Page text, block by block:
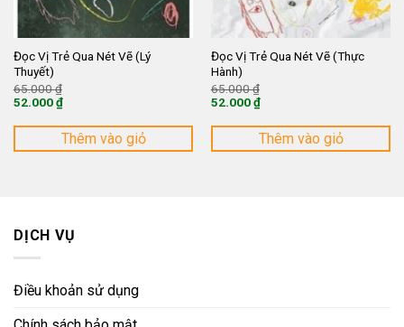
Đọc Vị Trẻ Qua Nét Vẽ (Lý
Thuyết)
65.000₫
65.000 ₫.
52.000₫
hiện
là:
Thêm vào giỏ
Đọc Vị Trẻ Qua Nét Vẽ (Thực
Hành)
65.000₫
65.000 ₫.
52.000₫
hiện
là:
Thêm vào giỏ
DỊCH VỤ
Điều khoản sử dụng